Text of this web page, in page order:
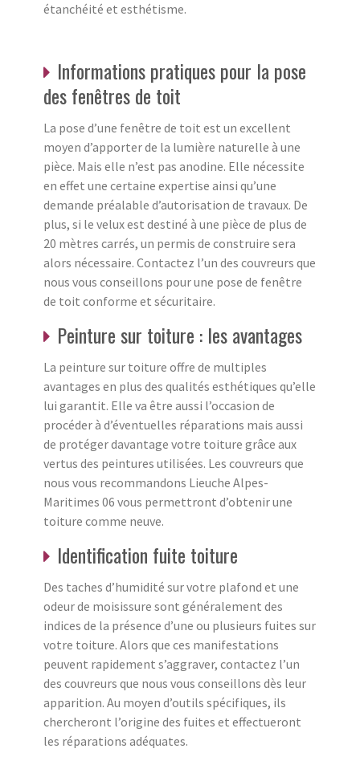
étanchéité et esthétisme.
Informations pratiques pour la pose
des fenêtres de toit
La pose d’une fenêtre de toit est un excellent
moyen d’apporter de la lumière naturelle à une
pièce. Mais elle n’est pas anodine. Elle nécessite
en effet une certaine expertise ainsi qu’une
demande préalable d’autorisation de travaux. De
plus, si le velux est destiné à une pièce de plus de
20 mètres carrés, un permis de construire sera
alors nécessaire. Contactez l’un des couvreurs que
nous vous conseillons pour une pose de fenêtre
de toit conforme et sécuritaire.
Peinture sur toiture : les avantages
La peinture sur toiture offre de multiples
avantages en plus des qualités esthétiques qu’elle
lui garantit. Elle va être aussi l’occasion de
procéder à d’éventuelles réparations mais aussi
de protéger davantage votre toiture grâce aux
vertus des peintures utilisées. Les couvreurs que
nous vous recommandons Lieuche Alpes-
Maritimes 06 vous permettront d’obtenir une
toiture comme neuve.
Identification fuite toiture
Des taches d’humidité sur votre plafond et une
odeur de moisissure sont généralement des
indices de la présence d’une ou plusieurs fuites sur
votre toiture. Alors que ces manifestations
peuvent rapidement s’aggraver, contactez l’un
des couvreurs que nous vous conseillons dès leur
apparition. Au moyen d’outils spécifiques, ils
chercheront l’origine des fuites et effectueront
les réparations adéquates.